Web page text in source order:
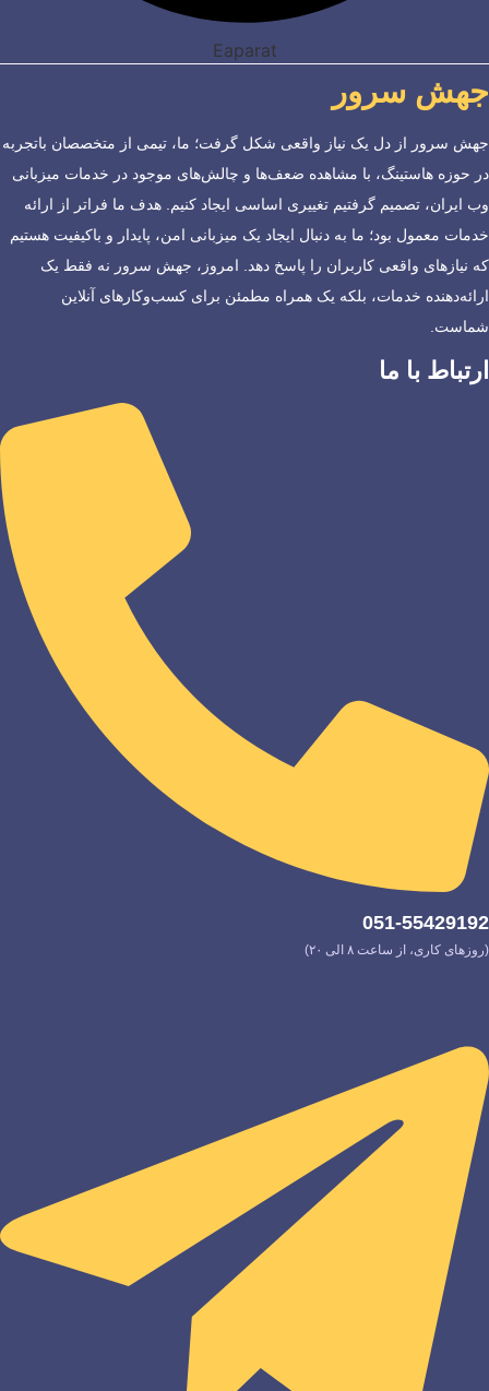
Eaparat
جهش سرور
جهش سرور از دل یک نیاز واقعی شکل گرفت؛ ما، تیمی از متخصصان باتجربه
در حوزه هاستینگ، با مشاهده ضعف‌ها و چالش‌های موجود در خدمات میزبانی
وب ایران، تصمیم گرفتیم تغییری اساسی ایجاد کنیم. هدف ما فراتر از ارائه
خدمات معمول بود؛ ما به دنبال ایجاد یک میزبانی امن، پایدار و باکیفیت هستیم
که نیازهای واقعی کاربران را پاسخ دهد. امروز، جهش سرور نه فقط یک
ارائه‌دهنده خدمات، بلکه یک همراه مطمئن برای کسب‌وکارهای آنلاین
شماست.
ارتباط با ما
051-55429192
(روزهای کاری، از ساعت ۸ الی ۲۰)